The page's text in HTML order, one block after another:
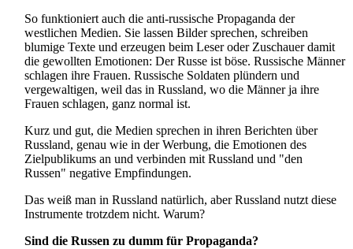
So funktioniert auch die anti-russische Propaganda der
westlichen Medien. Sie lassen Bilder sprechen, schreiben
blumige Texte und erzeugen beim Leser oder Zuschauer damit
die gewollten Emotionen: Der Russe ist böse. Russische Männer
schlagen ihre Frauen. Russische Soldaten plündern und
vergewaltigen, weil das in Russland, wo die Männer ja ihre
Frauen schlagen, ganz normal ist.
Kurz und gut, die Medien sprechen in ihren Berichten über
Russland, genau wie in der Werbung, die Emotionen des
Zielpublikums an und verbinden mit Russland und "den
Russen" negative Empfindungen.
Das weiß man in Russland natürlich, aber Russland nutzt diese
Instrumente trotzdem nicht. Warum?
Sind die Russen zu dumm für Propaganda?